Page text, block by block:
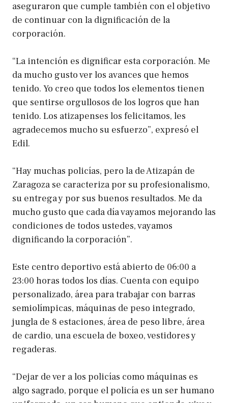
aseguraron que cumple también con el objetivo
de continuar con la dignificación de la
corporación.
“La intención es dignificar esta corporación. Me
da mucho gusto ver los avances que hemos
tenido. Yo creo que todos los elementos tienen
que sentirse orgullosos de los logros que han
tenido. Los atizapenses los felicitamos, les
agradecemos mucho su esfuerzo”, expresó el
Edil.
“Hay muchas policías, pero la de Atizapán de
Zaragoza se caracteriza por su profesionalismo,
su entrega y por sus buenos resultados. Me da
mucho gusto que cada día vayamos mejorando las
condiciones de todos ustedes, vayamos
dignificando la corporación”.
Este centro deportivo está abierto de 06:00 a
23:00 horas todos los días. Cuenta con equipo
personalizado, área para trabajar con barras
semiolímpicas, máquinas de peso integrado,
jungla de 8 estaciones, área de peso libre, área
de cardio, una escuela de boxeo, vestidores y
regaderas.
“Dejar de ver a los policías como máquinas es
algo sagrado, porque el policía es un ser humano